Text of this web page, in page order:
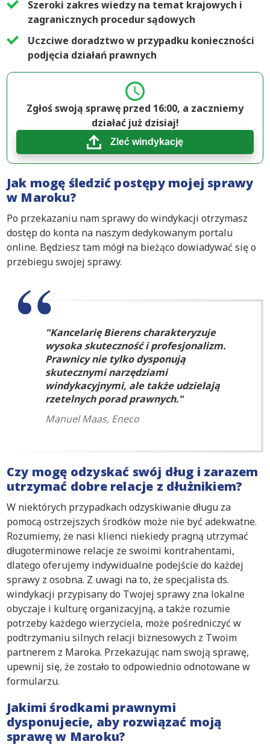
Szeroki zakres wiedzy na temat krajowych i
zagranicznych procedur sądowych
Uczciwe doradztwo w przypadku konieczności
podjęcia działań prawnych
Zgłoś swoją sprawę przed 16:00, a zaczniemy
działać już dzisiaj!
Zleć windykację
Jak mogę śledzić postępy mojej sprawy
w Maroku?
Po przekazaniu nam sprawy do windykacji otrzymasz
dostęp do konta na naszym dedykowanym portalu
online. Będziesz tam mógł na bieżąco dowiadywać się o
przebiegu swojej sprawy.
Kancelarię Bierens charakteryzuje
wysoka skuteczność i profesjonalizm.
Prawnicy nie tylko dysponują
skutecznymi narzędziami
windykacyjnymi, ale także udzielają
rzetelnych porad prawnych.
Manuel Maas, Eneco
Czy mogę odzyskać swój dług i zarazem
utrzymać dobre relacje z dłużnikiem?
W niektórych przypadkach odzyskiwanie długu za
pomocą ostrzejszych środków może nie być adekwatne.
Rozumiemy, że nasi klienci niekiedy pragną utrzymać
długoterminowe relacje ze swoimi kontrahentami,
dlatego oferujemy indywidualne podejście do każdej
sprawy z osobna. Z uwagi na to, że specjalista ds.
windykacji przypisany do Twojej sprawy zna lokalne
obyczaje i kulturę organizacyjną, a także rozumie
potrzeby każdego wierzyciela, może pośredniczyć w
podtrzymaniu silnych relacji biznesowych z Twoim
partnerem z Maroka. Przekazując nam swoją sprawę,
upewnij się, że zostało to odpowiednio odnotowane w
formularzu.
Jakimi środkami prawnymi
dysponujecie, aby rozwiązać moją
sprawę w Maroku?